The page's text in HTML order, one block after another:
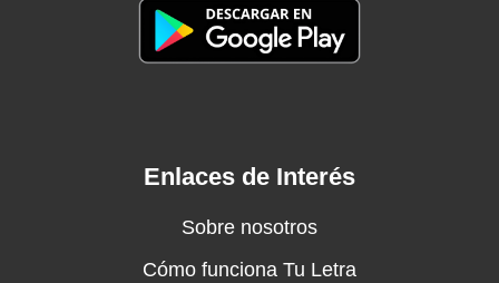
Enlaces de Interés
Sobre nosotros
Cómo funciona Tu Letra